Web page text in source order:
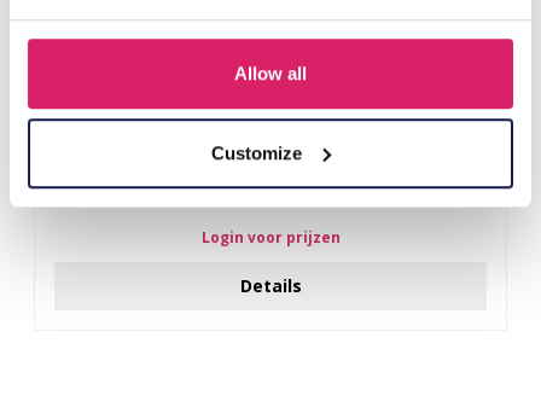
Allow all
Customize
Q-D7.2 T2405-016 Knitted Positive Chicken 8.5cm
Login voor prijzen
Details